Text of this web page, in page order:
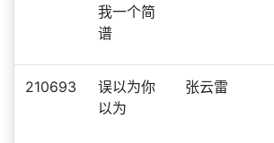
我一个简
谱
210693
误以为你
以为
张云雷